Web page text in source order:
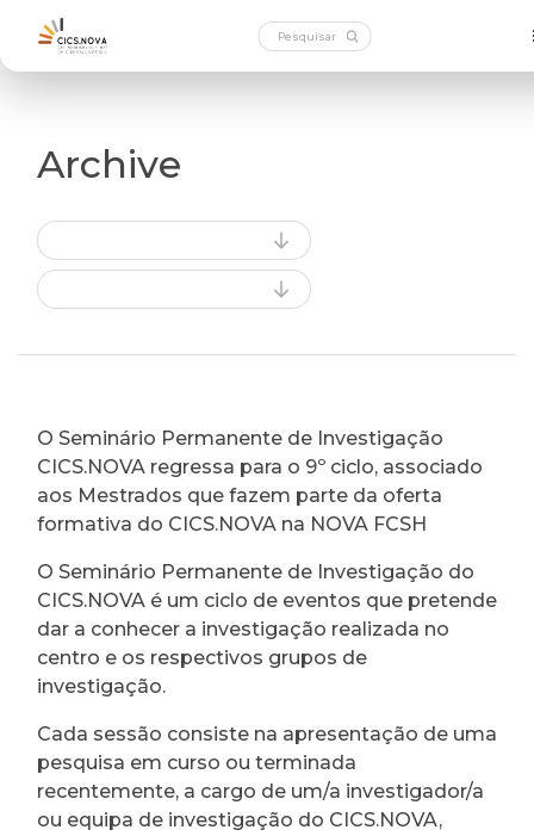
Archive
O Seminário Permanente de Investigação
CICS.NOVA regressa para o 9º ciclo, associado
aos Mestrados que fazem parte da oferta
formativa do CICS.NOVA na NOVA FCSH
O Seminário Permanente de Investigação do
CICS.NOVA é um ciclo de eventos que pretende
dar a conhecer a investigação realizada no
centro e os respectivos grupos de
investigação.
Cada sessão consiste na apresentação de uma
pesquisa em curso ou terminada
recentemente, a cargo de um/a investigador/a
ou equipa de investigação do CICS.NOVA,